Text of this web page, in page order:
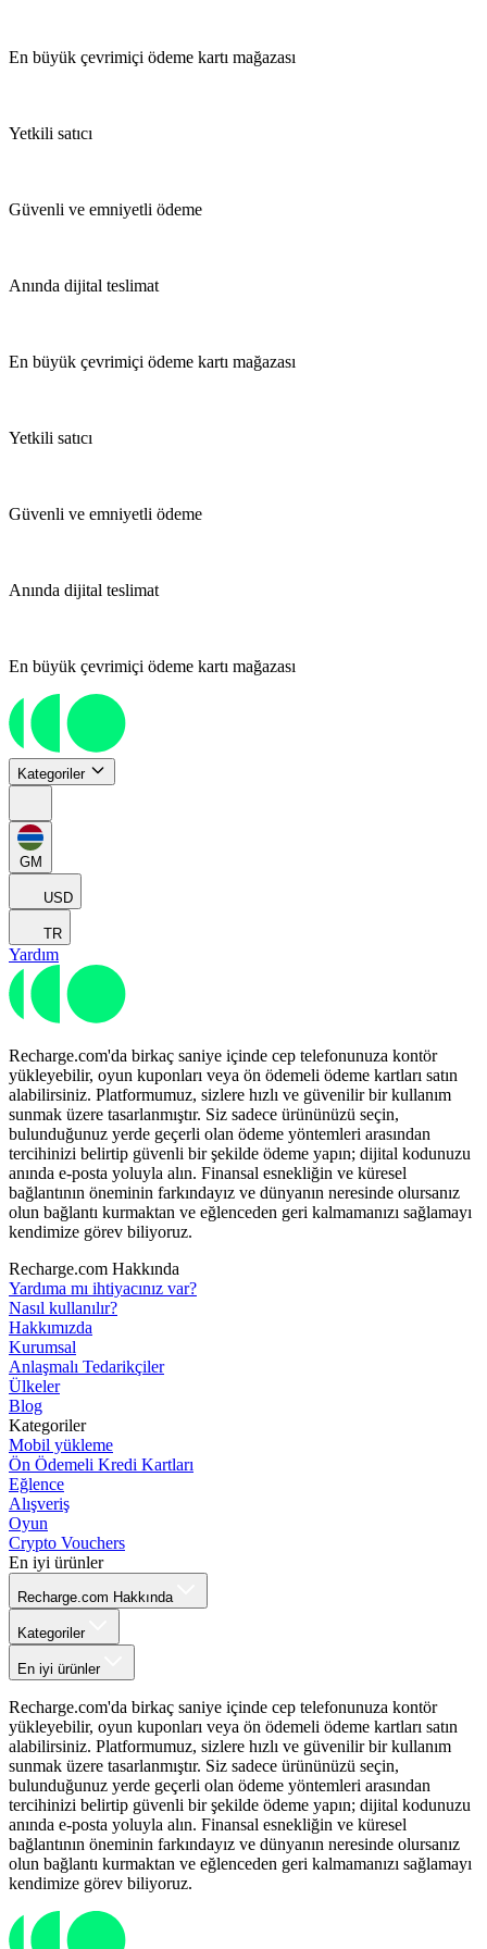
En büyük çevrimiçi ödeme kartı mağazası
Yetkili satıcı
Güvenli ve emniyetli ödeme
Anında dijital teslimat
En büyük çevrimiçi ödeme kartı mağazası
Yetkili satıcı
Güvenli ve emniyetli ödeme
Anında dijital teslimat
En büyük çevrimiçi ödeme kartı mağazası
Kategoriler
GM
USD
TR
Yardım
Recharge.com'da birkaç saniye içinde cep telefonunuza kontör
yükleyebilir, oyun kuponları veya ön ödemeli ödeme kartları satın
alabilirsiniz. Platformumuz, sizlere hızlı ve güvenilir bir kullanım
sunmak üzere tasarlanmıştır. Siz sadece ürününüzü seçin,
bulunduğunuz yerde geçerli olan ödeme yöntemleri arasından
tercihinizi belirtip güvenli bir şekilde ödeme yapın; dijital kodunuzu
anında e-posta yoluyla alın. Finansal esnekliğin ve küresel
bağlantının öneminin farkındayız ve dünyanın neresinde olursanız
olun bağlantı kurmaktan ve eğlenceden geri kalmamanızı sağlamayı
kendimize görev biliyoruz.
Recharge.com Hakkında
Yardıma mı ihtiyacınız var?
Nasıl kullanılır?
Hakkımızda
Kurumsal
Anlaşmalı Tedarikçiler
Ülkeler
Blog
Kategoriler
Mobil yükleme
Ön Ödemeli Kredi Kartları
Eğlence
Alışveriş
Oyun
Crypto Vouchers
En iyi ürünler
Recharge.com Hakkında
Kategoriler
En iyi ürünler
Recharge.com'da birkaç saniye içinde cep telefonunuza kontör
yükleyebilir, oyun kuponları veya ön ödemeli ödeme kartları satın
alabilirsiniz. Platformumuz, sizlere hızlı ve güvenilir bir kullanım
sunmak üzere tasarlanmıştır. Siz sadece ürününüzü seçin,
bulunduğunuz yerde geçerli olan ödeme yöntemleri arasından
tercihinizi belirtip güvenli bir şekilde ödeme yapın; dijital kodunuzu
anında e-posta yoluyla alın. Finansal esnekliğin ve küresel
bağlantının öneminin farkındayız ve dünyanın neresinde olursanız
olun bağlantı kurmaktan ve eğlenceden geri kalmamanızı sağlamayı
kendimize görev biliyoruz.